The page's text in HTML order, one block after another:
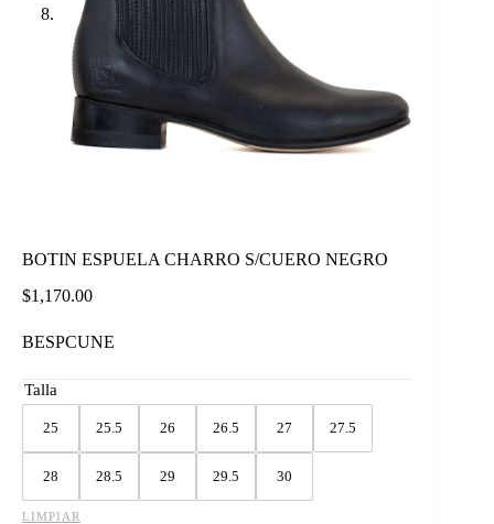
BOTIN ESPUELA CHARRO S/CUERO NEGRO
$1,170.00
BESPCUNE
Talla
25 25.5 26 26.5 27 27.5
28 28.5 29 29.5 30
LIMPIAR